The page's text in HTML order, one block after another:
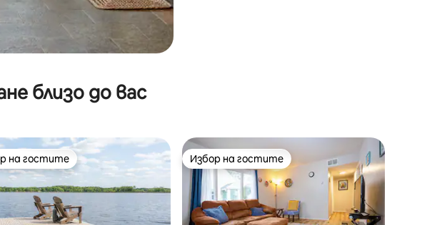
близо до вас
на гостите
на гостите Избор на гостите
Избор на гостите